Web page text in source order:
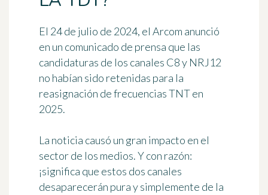
El 24 de julio de 2024, el Arcom anunció
en un comunicado de prensa que las
candidaturas de los canales C8 y NRJ12
no habían sido retenidas para la
reasignación de frecuencias TNT en
2025.
La noticia causó un gran impacto en el
sector de los medios. Y con razón:
¡significa que estos dos canales
desaparecerán pura y simplemente de la